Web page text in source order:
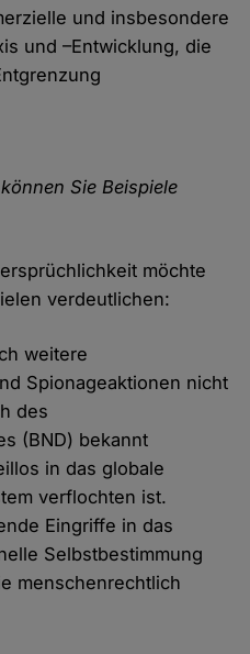
und insbesondere
und –Entwicklung, die
Sie Beispiele
möchte
verdeutlichen:
weitere
Spionageaktionen nicht
des
(BND) bekannt
in das globale
verflochten ist.
Eingriffe in das
Selbstbestimmung
menschenrechtlich